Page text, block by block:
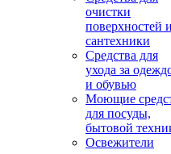
очистки
поверхностей
сантехники
Средства для
ухода за
и обувью
Моющие
для посуды,
бытовой
Освежители